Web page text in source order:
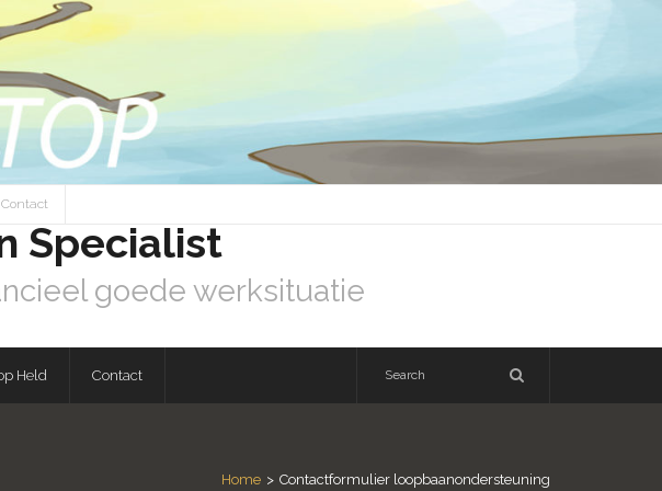
Contact
Specialist
goede werksituatie
Held Contact
Home > Contactformulier loopbaanondersteuning